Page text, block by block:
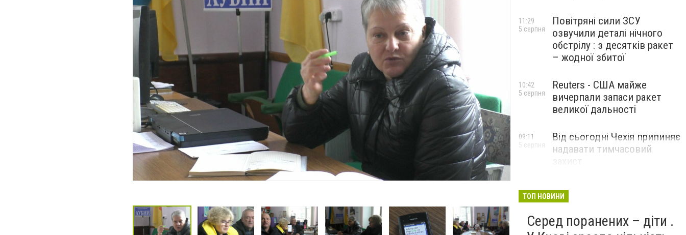
Повітряні сили ЗСУ
озвучили деталі нічного
обстрілу : з десятків ракет
– жодної збитої
11:29
5 серпня
Reuters - США майже
вичерпали запаси ракет
великої дальності
10:42
5 серпня
Від сьогодні Чехія припиняє
надавати тимчасовий
09:11
5 серпня
ТОП НОВИНИ
Серед поранених – діти .